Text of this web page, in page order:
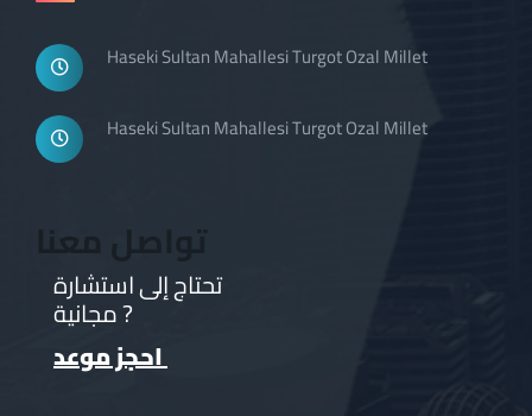
Haseki Sultan Mahallesi Turgot Ozal Millet
Haseki Sultan Mahallesi Turgot Ozal Millet
تواصل معنا
تحتاج إلى استشارة
مجانية ?
احجز موعد